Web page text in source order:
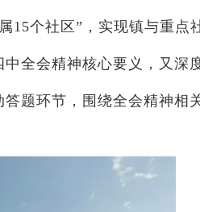
个社区”，实现镇与重点
全会精神核心要义，又深
题环节，围绕全会精神相